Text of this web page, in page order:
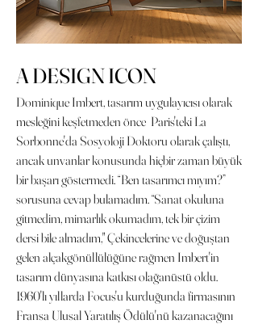
A DESIGN ICON
Dominique Imbert, tasarım uygulayıcısı olarak
mesleğini keşfetmeden önce Paris'teki La
Sorbonne'da Sosyoloji Doktoru olarak çalıştı,
ancak unvanlar konusunda hiçbir zaman büyük
bir başarı göstermedi. “Ben tasarımcı mıyım?”
sorusuna cevap bulamadım. “Sanat okuluna
gitmedim, mimarlık okumadım, tek bir çizim
dersi bile almadım," Çekincelerine ve doğuştan
gelen alçakgönüllülüğüne rağmen Imbert'in
tasarım dünyasına katkısı olağanüstü oldu.
1960'lı yıllarda Focus'u kurduğunda firmasının
Fransa Ulusal Yaratılış Ödülü'nü kazanacağını